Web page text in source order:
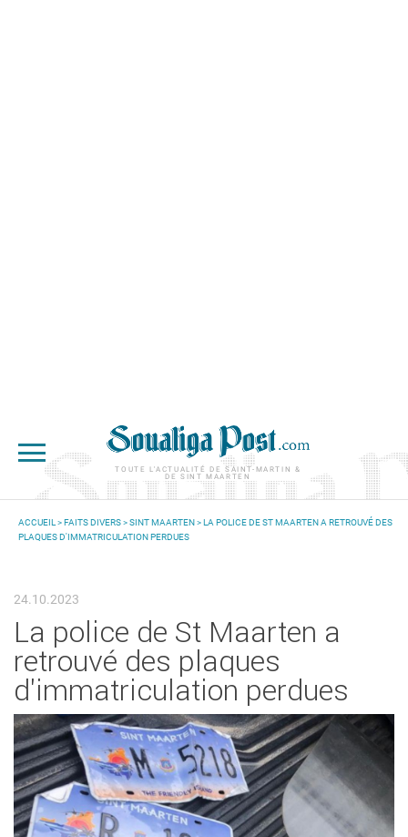
TOUTE L'ACTUALITÉ DE SAINT-MARTIN &
DE SINT MAARTEN
VOUS ÊTES ICI
ACCUEIL >FAITS DIVERS>SINT MAARTEN> LA POLICE DE ST MAARTEN A RETROUVÉ DES
PLAQUES D'IMMATRICULATION PERDUES
24.10.2023
La police de St Maarten a
retrouvé des plaques
d'immatriculation perdues